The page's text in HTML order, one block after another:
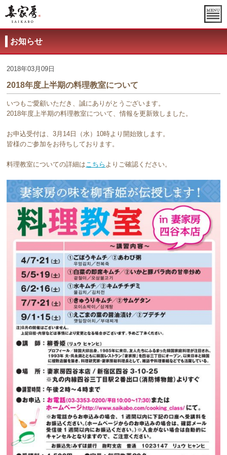
お知らせ
2018年03月09日
2018年度上半期の料理教室について
いつもご愛顧いただき、誠にありがとうございます。
2018年度上半期の料理教室について、情報を更新致しました。
お申込受付は、3月14日（水）10時より開始致します。
皆様のご参加をお待ちしております。
料理教室についての詳細はこちら よりご確認ください。